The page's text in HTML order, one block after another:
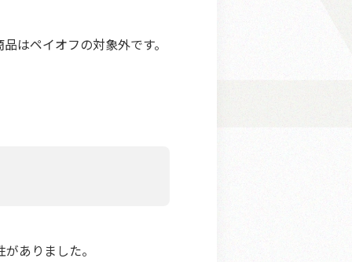
はペイオフの対象外です。
ありました。